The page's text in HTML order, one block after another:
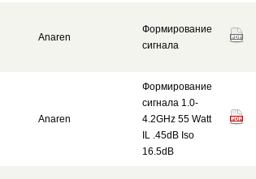
Anaren
Формирование
сигнала
Anaren
Формирование
сигнала 1.0-
4.2GHz 55 Watt
IL .45dB Iso
16.5dB